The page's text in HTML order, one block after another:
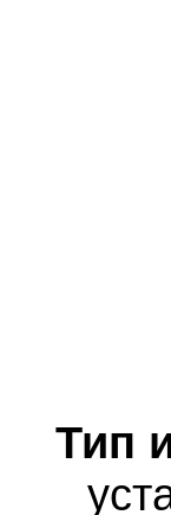
Тип